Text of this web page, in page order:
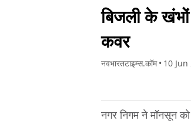
बिजली के खंभों
कवर
नवभारतटाइम्स.कॉम • 10
नगर निगम ने मॉनसून